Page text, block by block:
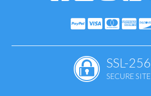
SSL-256
SECURE SITE